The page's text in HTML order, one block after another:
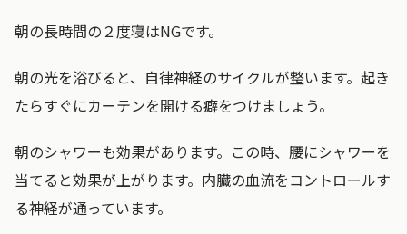
朝の長時間の２度寝はNGです。
朝の光を浴びると、自律神経のサイクルが整います。起き
たらすぐにカーテンを開ける癖をつけましょう。
朝のシャワーも効果があります。この時、腰にシャワーを
当てると効果が上がります。内臓の血流をコントロールす
る神経が通っています。